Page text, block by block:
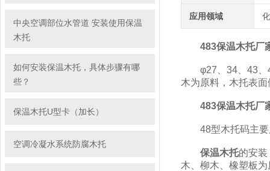
中央空调部位水管道 安装使用保温
木托
如何安装保温木托，具体步骤有哪
些？
保温木托U型卡（加长）
空调冷凝水系统防腐木托
应用领域
483保温木托厂
φ27、34、43、48
木为原料，木托表
483保温木托厂
48型木托码主要
保温木托的安装
木、柳木、橡塑板